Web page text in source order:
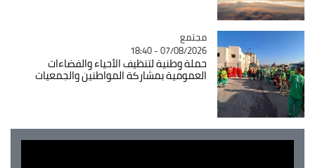
Catégorie
مجتمع
07/08/2026 - 18:40
حملة وطنية لتنظيف الأحياء والفضاءات
العمومية بمشاركة المواطنين والجمعيات